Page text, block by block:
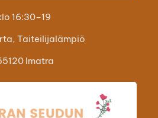
16:30–19
Taiteilijalämpiö
Imatra